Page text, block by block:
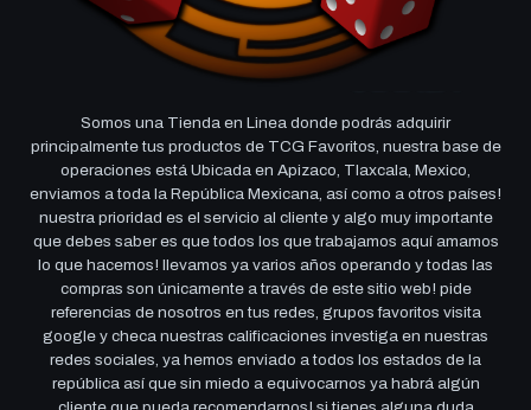
Somos una Tienda en Linea donde podrás adquirir
principalmente tus productos de TCG Favoritos, nuestra base de
operaciones está Ubicada en Apizaco, Tlaxcala, Mexico,
enviamos a toda la República Mexicana, así como a otros países!
nuestra prioridad es el servicio al cliente y algo muy importante
que debes saber es que todos los que trabajamos aquí amamos
lo que hacemos! llevamos ya varios años operando y todas las
compras son únicamente a través de este sitio web! pide
referencias de nosotros en tus redes, grupos favoritos visita
google y checa nuestras calificaciones investiga en nuestras
redes sociales, ya hemos enviado a todos los estados de la
república así que sin miedo a equivocarnos ya habrá algún